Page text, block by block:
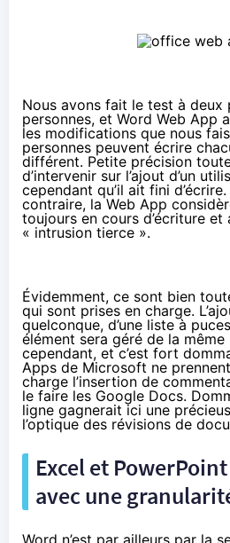
Nous avons fait le test à deux
personnes, et Word Web App
les modifications que nous
personnes peuvent écrire
différent. Petite précision
d’intervenir sur l’ajout d’un
cependant qu’il ait fini
contraire, la Web App
toujours en cours d’écriture et
« intrusion tierce ».
Évidemment, ce sont bien
qui sont prises en charge.
quelconque, d’une liste à
élément sera géré de la même
cependant, et c’est fort
Apps de Microsoft ne
charge l’insertion de
le faire les Google Docs.
ligne gagnerait ici une
l’optique des révisions de
Excel et
avec une